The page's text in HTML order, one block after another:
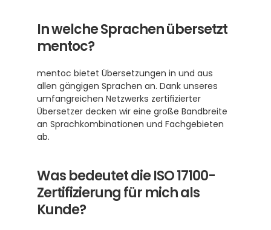
In welche Sprachen übersetzt
mentoc?
mentoc bietet Übersetzungen in und aus
allen gängigen Sprachen an. Dank unseres
umfangreichen Netzwerks zertifizierter
Übersetzer decken wir eine große Bandbreite
an Sprachkombinationen und Fachgebieten
ab.
Was bedeutet die ISO 17100-
Zertifizierung für mich als
Kunde?